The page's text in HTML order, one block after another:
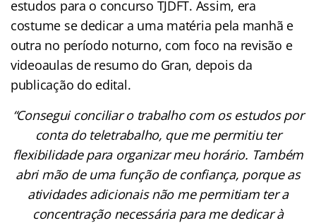
estudos para o concurso TJDFT. Assim, era
costume se dedicar a uma matéria pela manhã e
outra no período noturno, com foco na revisão e
videoaulas de resumo do Gran, depois da
publicação do edital.
“Consegui conciliar o trabalho com os estudos por
conta do teletrabalho, que me permitiu ter
flexibilidade para organizar meu horário. Também
abri mão de uma função de confiança, porque as
atividades adicionais não me permitiam ter a
concentração necessária para me dedicar à